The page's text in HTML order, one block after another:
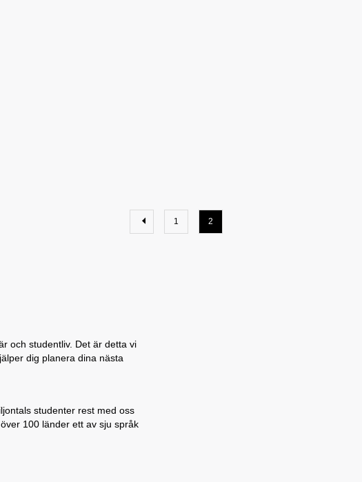
1 2
och studentliv. Det är detta vi
dig planera dina nästa
studenter rest med oss
100 länder ett av sju språk